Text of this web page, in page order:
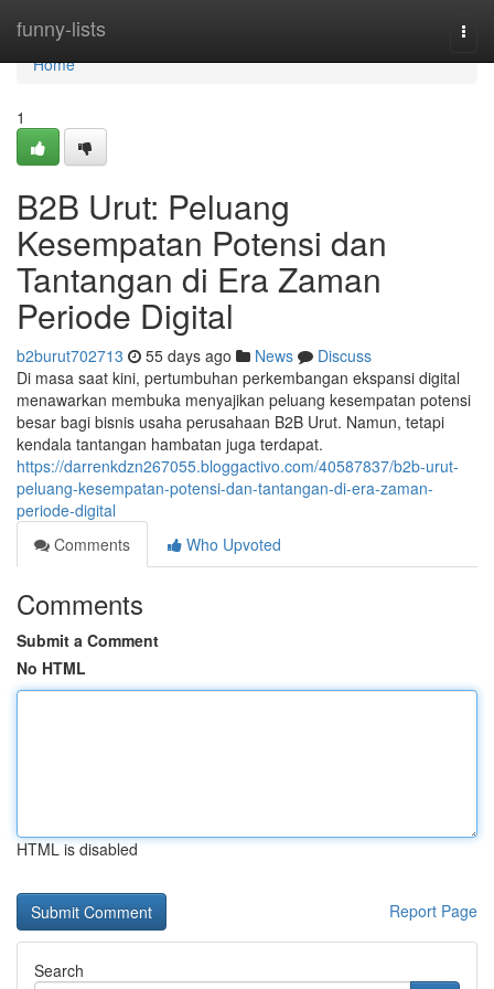
funny-lists
Home
Home
1
B2B Urut: Peluang
Kesempatan Potensi dan
Tantangan di Era Zaman
Periode Digital
b2burut702713 55 days ago News
Discuss
Di masa saat kini, pertumbuhan perkembangan ekspansi digital
menawarkan membuka menyajikan peluang kesempatan potensi
besar bagi bisnis usaha perusahaan B2B Urut. Namun, tetapi
kendala tantangan hambatan juga terdapat.
https://darrenkdzn267055.bloggactivo.com/40587837/b2b-urut-
peluang-kesempatan-potensi-dan-tantangan-di-era-zaman-
periode-digital
Comments
Who Upvoted
Comments
Submit a Comment
No HTML
HTML is disabled
Report Page
Search